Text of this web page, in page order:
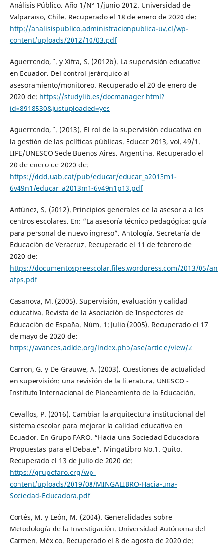
Análisis Público. Año 1/N° 1/junio 2012. Universidad de
Valparaíso, Chile. Recuperado el 18 de enero de 2020 de:
http://analisispublico.administracionpublica-uv.cl/wp-
content/uploads/2012/10/03.pdf
Aguerrondo, I. y Xifra, S. (2012b). La supervisión educativa
en Ecuador. Del control jerárquico al
asesoramiento/monitoreo. Recuperado el 20 de enero de
2020 de: https://studylib.es/docmanager.html?
id=8918530&justuploaded=yes
Aguerrondo, I. (2013). El rol de la supervisión educativa en
la gestión de las políticas públicas. Educar 2013, vol. 49/1.
IIPE/UNESCO Sede Buenos Aires. Argentina. Recuperado el
20 de enero de 2020 de:
https://ddd.uab.cat/pub/educar/educar_a2013m1-
6v49n1/educar_a2013m1-6v49n1p13.pdf
Antúnez, S. (2012). Principios generales de la asesoría a los
centros escolares. En: “La asesoría técnico pedagógica: guía
para personal de nuevo ingreso”. Antología. Secretaría de
Educación de Veracruz. Recuperado el 11 de febrero de
2020 de:
https://documentospreescolar.files.wordpress.com/2013/05/
atps.pdf
Casanova, M. (2005). Supervisión, evaluación y calidad
educativa. Revista de la Asociación de Inspectores de
Educación de España. Núm. 1: Julio (2005). Recuperado el 17
de mayo de 2020 de:
https://avances.adide.org/index.php/ase/article/view/2
Carron, G. y De Grauwe, A. (2003). Cuestiones de actualidad
en supervisión: una revisión de la literatura. UNESCO -
Instituto Internacional de Planeamiento de la Educación.
Cevallos, P. (2016). Cambiar la arquitectura institucional del
sistema escolar para mejorar la calidad educativa en
Ecuador. En Grupo FARO. “Hacia una Sociedad Educadora:
Propuestas para el Debate”. MingaLibro No.1. Quito.
Recuperado el 13 de julio de 2020 de:
https://grupofaro.org/wp-
content/uploads/2019/08/MINGALIBRO-Hacia-una-
Sociedad-Educadora.pdf
Cortés, M. y León, M. (2004). Generalidades sobre
Metodología de la Investigación. Universidad Autónoma del
Carmen. México. Recuperado el 8 de agosto de 2020 de: